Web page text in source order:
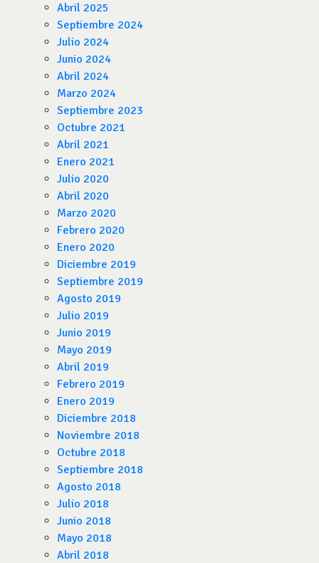
Abril 2025
Septiembre 2024
Julio 2024
Junio 2024
Abril 2024
Marzo 2024
Septiembre 2023
Octubre 2021
Abril 2021
Enero 2021
Julio 2020
Abril 2020
Marzo 2020
Febrero 2020
Enero 2020
Diciembre 2019
Septiembre 2019
Agosto 2019
Julio 2019
Junio 2019
Mayo 2019
Abril 2019
Febrero 2019
Enero 2019
Diciembre 2018
Noviembre 2018
Octubre 2018
Septiembre 2018
Agosto 2018
Julio 2018
Junio 2018
Mayo 2018
Abril 2018